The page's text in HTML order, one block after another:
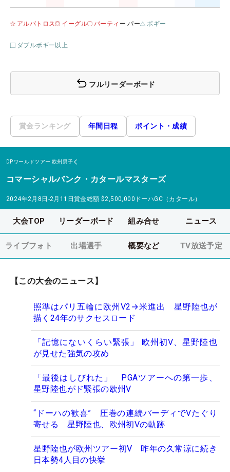
アルバトロス イーグル バーティ ー パー ボギー
ダブルボギー以上
フルリーダーボード
賞金ランキング 年間日程 ポイント・成績
DPワールドツアー 欧州男子
コマーシャルバンク・カタールマスターズ
2024年2月8日-2月11日賞金総額 $2,500,000 ドーハGC（カタール）
大会TOP リーダーボード 組み合せ ニュース
ライブフォト 出場選手 概要など TV放送予定
【この大会のニュース】
照準はパリ五輪に欧州V2→米進出 星野陸也が
描く24年のサクセスロード
「記憶にないくらい緊張」 欧州初V、星野陸也
が見せた強気の攻め
「最後はしびれた」 PGAツアーへの第一歩、
星野陸也がド緊張の欧州V
“ドーハの歓喜” 圧巻の連続バーディでVたぐり
寄せる 星野陸也、欧州初Vの軌跡
星野陸也が欧州ツアー初V 昨年の久常涼に続き
日本勢4人目の快挙